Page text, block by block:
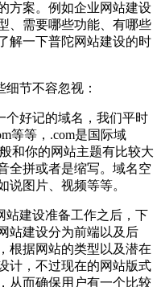
方案。例如企业网站建设
、需要哪些功能、有哪些
解一下普陀网站建设的时
节不容忽视：
好记的域名，我们平时
等等，.com是国际域
和你的网站主题有比较大
全拼或者是缩写。域名空
说图片、视频等等。
建设准备工作之后，下
站建设分为前端以及后
根据网站的类型以及潜在
计，不过现在的网站版式
从而确保用户有一个比较